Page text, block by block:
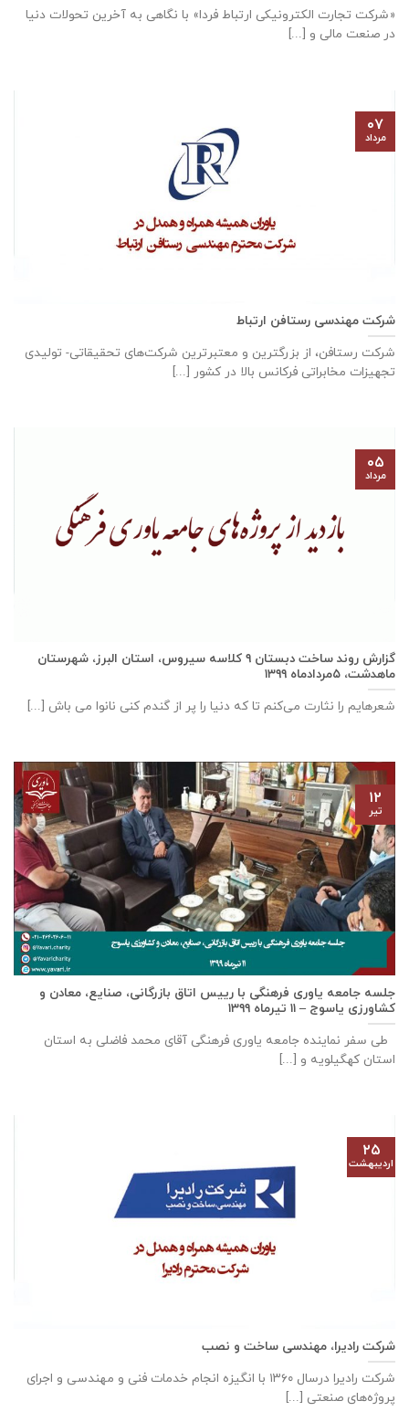
«شرکت تجارت الکترونیکی ارتباط فردا» با نگاهی به آخرین تحولات دنیا
در صنعت مالی و [...]
شرکت مهندسی رستافن ارتباط
شرکت رستافن، از بزرگترين و معتبرترين شركت‌های تحقیقاتی- توليدی
تجهيزات مخابراتی فركانس بالا در كشور [...]
۰۷
مرداد
گزارش روند ساخت دبستان ٩ كلاسه سيروس، استان البرز، شهرستان
ماهدشت، ۵مردادماه ۱۳۹۹
شعرهایم را نثارت می‌کنم تا که دنیا را پر از گندم کنی نانوا می باش [...]
۰۵
مرداد
جلسه جامعه یاوری فرهنگی با رييس اتاق بازرگانی، صنايع، معادن و
كشاورزی ياسوج – ۱۱ تیرماه ۱۳۹۹
طی سفر نماینده جامعه یاوری فرهنگی آقای محمد فاضلی به استان
استان کهگیلویه و [...]
۱۲
تیر
شرکت رادیرا، مهندسی ساخت و نصب
شرکت رادیرا درسال ۱۳۶۰ با انگیزه انجام خدمات فنی و مهندسی و اجرای
پروژه‌های صنعتی [...]
۲۵
اردیبهشت